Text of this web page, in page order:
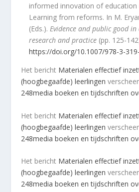
informed innovation of education
Learning from reforms. In M.
(Eds.).Evidence and public good
research and practice (pp. 125-
https://doi.org/10.1007/978-3-
Het bericht Materialen effectief
(hoogbegaafde) leerlingen
248media boeken en tijdschriften
Het bericht Materialen effectief
(hoogbegaafde) leerlingen
248media boeken en tijdschriften
Het bericht Materialen effectief
(hoogbegaafde) leerlingen
248media boeken en tijdschriften